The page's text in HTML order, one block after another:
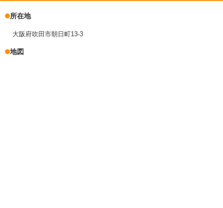
所在地
大阪府吹田市朝日町13-3
地図